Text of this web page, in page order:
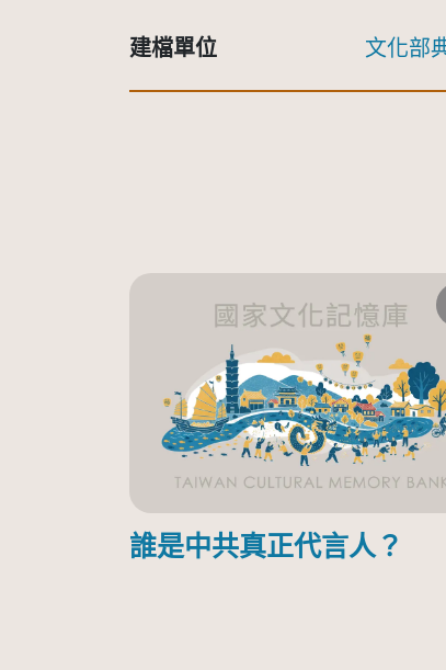
建檔單位 文化部
誰是中共真正代言人？